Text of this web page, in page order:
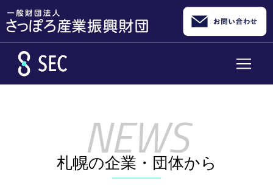
札幌の企業・団体から